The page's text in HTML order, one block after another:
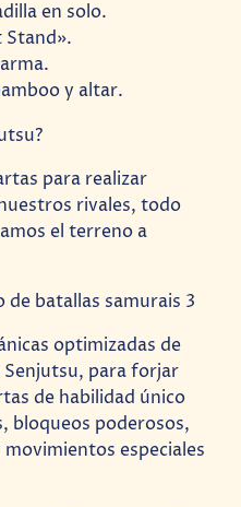
en solo.
Stand».
y altar.
para realizar
rivales, todo
el terreno a
optimizadas de
Senjutsu, para forjar
de habilidad único
bloqueos poderosos,
especiales